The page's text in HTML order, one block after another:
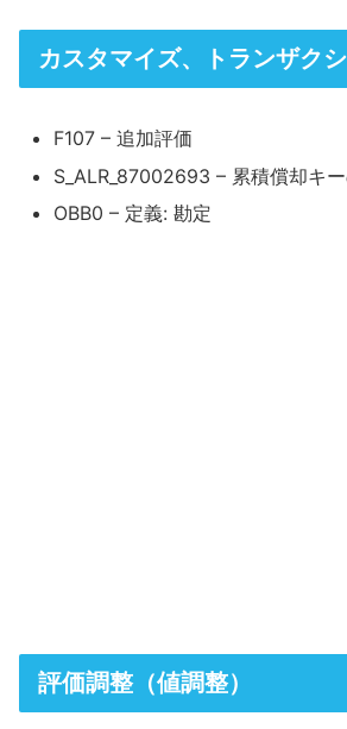
カスタマイズ、トランザク
F107 – 追加評価
S_ALR_87002693 – 累積償却キ
OBB0 – 定義: 勘定
評価調整（値調整）